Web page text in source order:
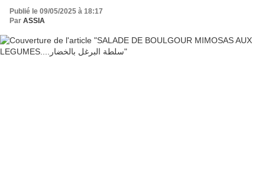
Publié le 09/05/2025 à 18:17
Par ASSIA